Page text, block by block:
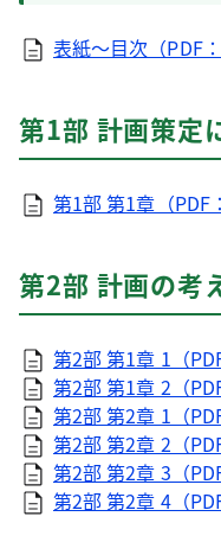
表紙～目次（PDF：
第1部 計画策定
第1部 第1章（PDF
第2部 計画の考
第2部 第1章 1（
第2部 第1章 2（
第2部 第2章 1（
第2部 第2章 2（
第2部 第2章 3（
第2部 第2章 4（